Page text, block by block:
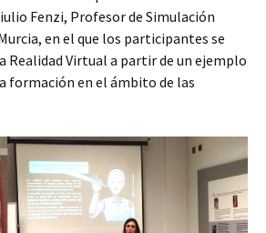
Fenzi, Profesor de Simulación
en el que los participantes se
Realidad Virtual a partir de un ejemplo
formación en el ámbito de las